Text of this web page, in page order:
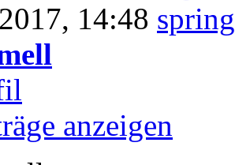
14:48
anzeigen